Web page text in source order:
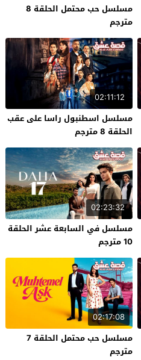
مسلسل حب محتمل الحلقة 8
مترجم
02:11:12
مسلسل اسطنبول راسا على عقب
الحلقة 8 مترجم
02:23:32
مسلسل في السابعة عشر الحلقة
10 مترجم
02:17:08
مسلسل حب محتمل الحلقة 7
مترجم